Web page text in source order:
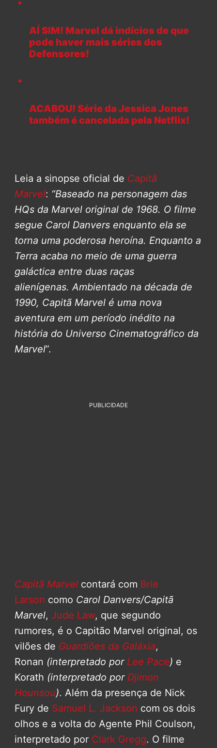
AÍ SIM! Marvel dá indícios de que
pode haver mais séries dos
Defensores!
ACABOU! Série da Jessica Jones
também é cancelada pela Netflix!
Leia a sinopse oficial de Capitã
Marvel: “Baseado na personagem das
HQs da Marvel original de 1968. O filme
segue Carol Danvers enquanto ela se
torna uma poderosa heroína. Enquanto a
Terra acaba no meio de uma guerra
galáctica entre duas raças
alienígenas. Ambientado na década de
1990, Capitã Marvel é uma nova
aventura em um período inédito na
história do Universo Cinematográfico da
Marvel”.
PUBLICIDADE
Capitã Marvel contará com Brie
Larson como Carol Danvers/Capitã
Marvel, Jude Law, que segundo
rumores, é o Capitão Marvel original, os
vilões de Guardiões da Galáxia,
Ronan (interpretado por Lee Pace) e
Korath (interpretado por Djimon
Hounsou). Além da presença de Nick
Fury de Samuel L. Jackson com os dois
olhos e a volta do Agente Phil Coulson,
interpretado por Clark Gregg. O filme